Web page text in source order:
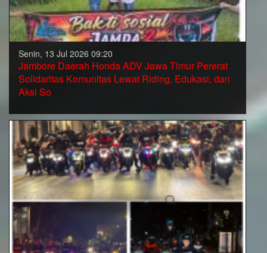
Senin, 13 Jul 2026 09:20
Jambore Daerah Honda ADV Jawa Timur Pererat
Solidaritas Komunitas Lewat Riding, Edukasi, dan
Aksi So